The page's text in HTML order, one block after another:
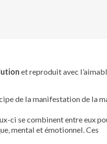
et reproduit avec
de la manifestation de la
ci se combinent entre eux
mental et émotionnel. Ces